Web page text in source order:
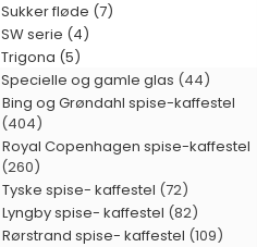
Sukker fløde (7)
SW serie (4)
Trigona (5)
Specielle og gamle glas (44)
Bing og Grøndahl spise-kaffestel
(404)
Royal Copenhagen spise-kaffestel
(260)
Tyske spise- kaffestel (72)
Lyngby spise- kaffestel (82)
Rørstrand spise- kaffestel (109)